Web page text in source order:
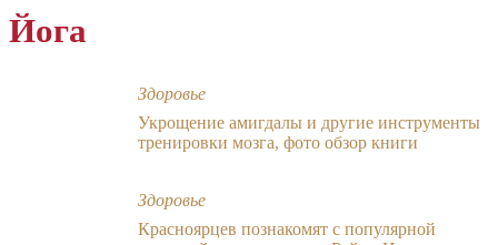
Йога
Здоровье
Укрощение амигдалы и другие инструменты
тренировки мозга, фото обзор книги
Здоровье
Красноярцев познакомят с популярной